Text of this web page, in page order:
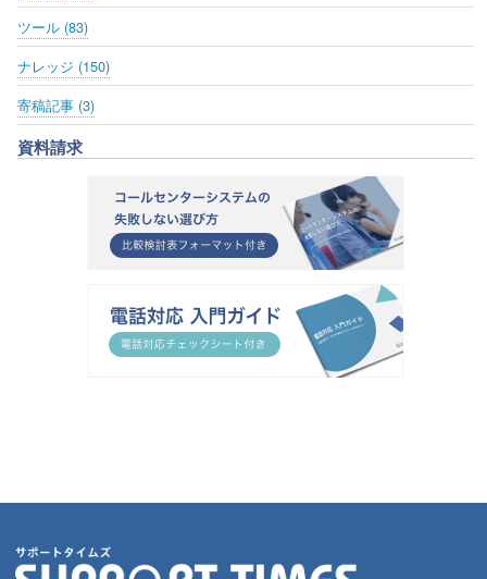
ツール (83)
ナレッジ (150)
寄稿記事 (3)
資料請求